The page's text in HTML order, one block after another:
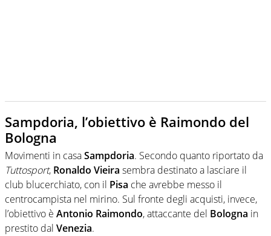
Sampdoria, l’obiettivo è Raimondo del
Bologna
Movimenti in casaSampdoria. Secondo quanto riportato da
Tuttosport, Ronaldo Vieira sembra destinato a lasciare il
club blucerchiato, con il Pisa che avrebbe messo il
centrocampista nel mirino. Sul fronte degli acquisti, invece,
l’obiettivo è Antonio Raimondo, attaccante del Bologna in
prestito dal Venezia.